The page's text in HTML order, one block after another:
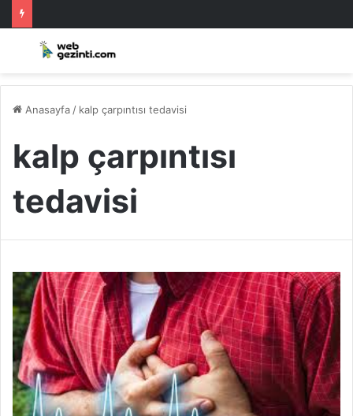
Anasayfa / kalp çarpıntısı tedavisi
kalp çarpıntısı
tedavisi